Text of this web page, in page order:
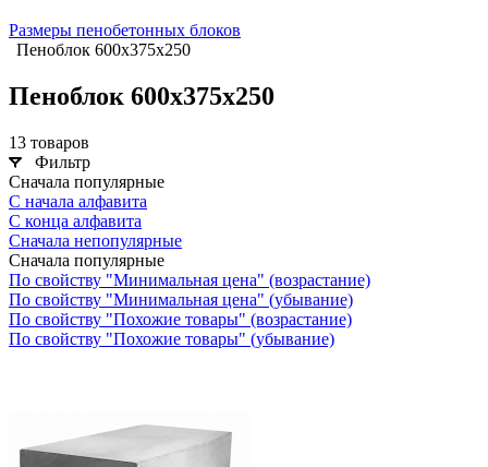
Размеры пенобетонных блоков
Пеноблок 600х375х250
Пеноблок 600х375х250
13 товаров
Фильтр
Сначала популярные
С начала алфавита
С конца алфавита
Сначала непопулярные
Сначала популярные
По свойству "Минимальная цена" (возрастание)
По свойству "Минимальная цена" (убывание)
По свойству "Похожие товары" (возрастание)
По свойству "Похожие товары" (убывание)